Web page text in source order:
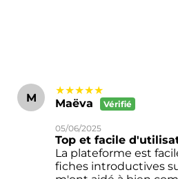
M
★★★★★
Maëva
Vérifié
05/06/2025
Top et facile
La plateforme est
fiches introductives